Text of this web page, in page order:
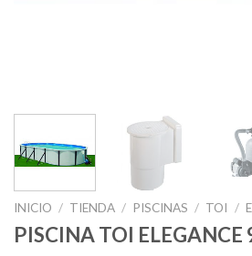
INICIO / TIENDA / PISCINAS / TOI /
PISCINA TOI